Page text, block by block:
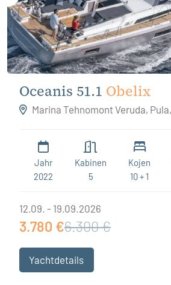
Oceanis 51.1 Obelix
Marina Tehnomont Veruda,
Jahr
2022
Kabinen
5
Kojen
10 + 1
12.09. - 19.09.2026
3.780 €6.300 €
Yachtdetails